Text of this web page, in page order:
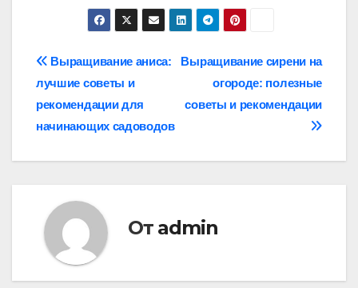
Навигация
по
записям
Выращивание сирени на
огороде: полезные
советы и рекомендации
Выращивание аниса:
лучшие советы и
рекомендации для
начинающих садоводов
От admin